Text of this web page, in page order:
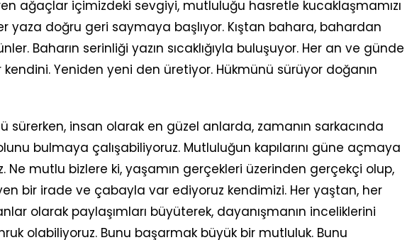
ağaçlar içimizdeki sevgiyi, mutluluğu hasretle kucaklaşmamızı
yaza doğru geri saymaya başlıyor. Kıştan bahara, bahardan
Baharın serinliği yazın sıcaklığıyla buluşuyor. Her an ve günde
Yeniden yeni den üretiyor. Hükmünü sürüyor doğanın
sürerken, insan olarak en güzel anlarda, zamanın sarkacında
bulmaya çalışabiliyoruz. Mutluluğun kapılarını güne açmaya
Ne mutlu bizlere ki, yaşamın gerçekleri üzerinden gerçekçi olup,
bir irade ve çabayla var ediyoruz kendimizi. Her yaştan, her
olarak paylaşımları büyüterek, dayanışmanın inceliklerini
olabiliyoruz. Bunu başarmak büyük bir mutluluk. Bunu